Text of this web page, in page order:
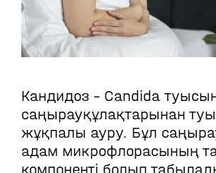
Кандидоз - Candida
саңырауқұлақтарынан
жұқпалы ауру. Бұл
адам микрофлорасының